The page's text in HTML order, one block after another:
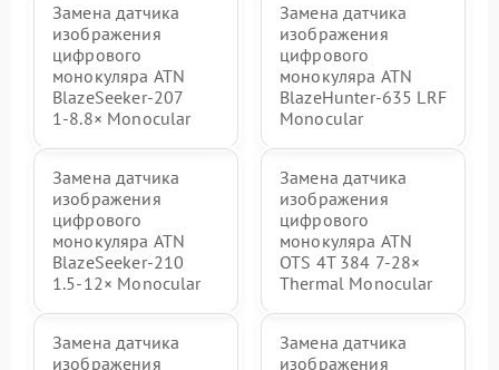
Замена датчика
изображения
цифрового
монокуляра ATN
BlazeSeeker‑207
1‑8.8× Monocular
Замена датчика
изображения
цифрового
монокуляра ATN
BlazeHunter‑635 LRF
Monocular
Замена датчика
изображения
цифрового
монокуляра ATN
BlazeSeeker‑210
1.5‑12× Monocular
Замена датчика
изображения
цифрового
монокуляра ATN
OTS 4T 384 7‑28×
Thermal Monocular
Замена датчика
изображения
Замена датчика
изображения